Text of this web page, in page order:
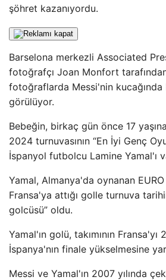
şöhret kazanıyordu.
Barselona merkezli Associated
fotoğrafçı Joan Monfort
fotoğraflarda Messi'nin
görülüyor.
Bebeğin, birkaç gün önce 17
2024 turnuvasının “En İyi Genç
İspanyol futbolcu Lamine Yamal'ı
Yamal, Almanya'da oynanan
Fransa'ya attığı golle turnuva
golcüsü” oldu.
Yamal'ın golü, takımının
İspanya'nın finale yükselmesine
Messi ve Yamal'ın 2007 yılında